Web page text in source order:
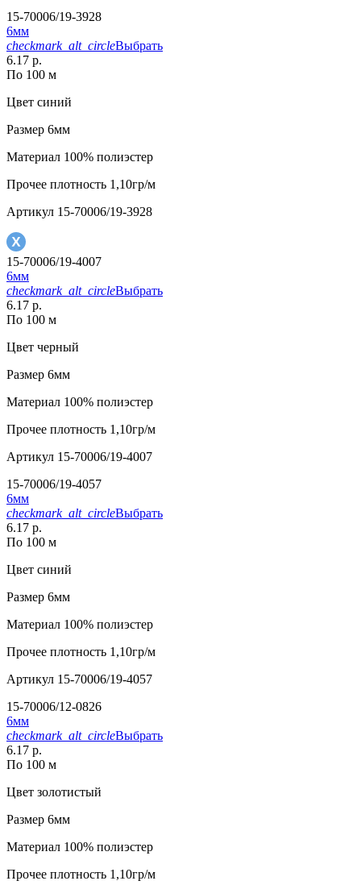
15-70006/19-3928
6мм
checkmark_alt_circleВыбрать
6.17 р.
По 100 м
Цвет синий
Размер 6мм
Материал 100% полиэстер
Прочее плотность 1,10гр/м
Артикул 15-70006/19-3928
15-70006/19-4007
6мм
checkmark_alt_circleВыбрать
6.17 р.
По 100 м
Цвет черный
Размер 6мм
Материал 100% полиэстер
Прочее плотность 1,10гр/м
Артикул 15-70006/19-4007
15-70006/19-4057
6мм
checkmark_alt_circleВыбрать
6.17 р.
По 100 м
Цвет синий
Размер 6мм
Материал 100% полиэстер
Прочее плотность 1,10гр/м
Артикул 15-70006/19-4057
15-70006/12-0826
6мм
checkmark_alt_circleВыбрать
6.17 р.
По 100 м
Цвет золотистый
Размер 6мм
Материал 100% полиэстер
Прочее плотность 1,10гр/м